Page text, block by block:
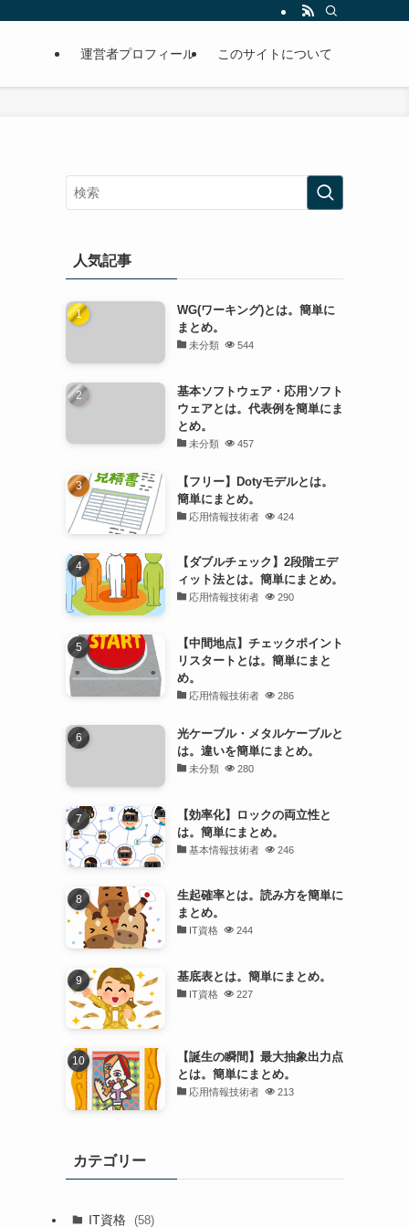
運営者プロフィール このサイトについて
人気記事
WG(ワーキング)とは。簡単に
まとめ。
未分類 544
基本ソフトウェア・応用ソフト
ウェアとは。代表例を簡単にま
とめ。
未分類 457
【フリー】Dotyモデルとは。
簡単にまとめ。
応用情報技術者 424
【ダブルチェック】2段階エデ
ィット法とは。簡単にまとめ。
応用情報技術者 290
【中間地点】チェックポイント
リスタートとは。簡単にまと
め。
応用情報技術者 286
光ケーブル・メタルケーブルと
は。違いを簡単にまとめ。
未分類 280
【効率化】ロックの両立性と
は。簡単にまとめ。
基本情報技術者 246
生起確率とは。読み方を簡単に
まとめ。
IT資格 244
基底表とは。簡単にまとめ。
IT資格 227
【誕生の瞬間】最大抽象出力点
とは。簡単にまとめ。
応用情報技術者 213
カテゴリー
IT資格 (58)